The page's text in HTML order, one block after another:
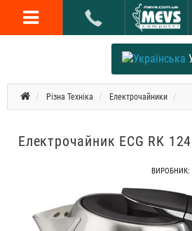
Різна Техніка Електрочайники
Електрочайник ECG RK
ВИРОБНИК: